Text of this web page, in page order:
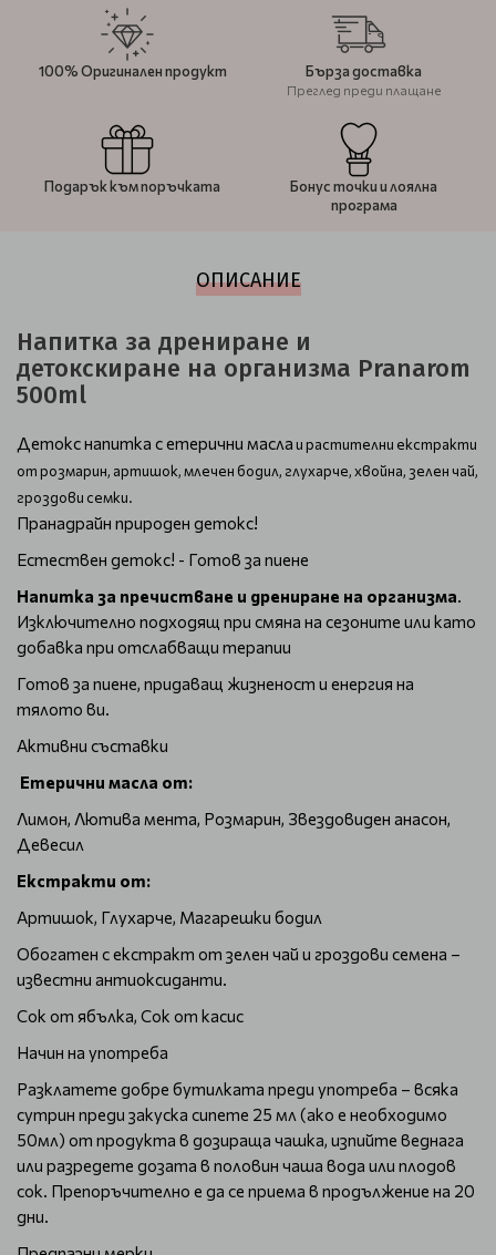
100% Оригинален продукт Бърза доставка
Преглед преди плащане
Подарък към поръчката
Бонус точки и лоялна
програма
ОПИСАНИЕ
Напитка за дрениране и
детокскиране на организма Pranarom
500ml
Детокс напитка с етерични маслаи растителни екстракти
от розмарин, артишок, млечен бодил, глухарче, хвойна, зелен чай,
гроздови семки.
Пранадрайн природен детокс!
Естествен детокс! - Готов за пиене
Напитка за пречистване и дрениране на организма.
Изключително подходящ при смяна на сезоните или като
добавка при отслабващи терапии
Готов за пиене, придаващ жизненост и енергия на
тялото ви.
Активни съставки
Етерични масла от:
Лимон, Лютива мента, Розмарин, Звездовиден анасон,
Девесил
Екстракти от:
Артишок, Глухарче, Магарешки бодил
Обогатен с екстракт от зелен чай и гроздови семена –
известни антиоксиданти.
Сок от ябълка, Сок от касис
Начин на употреба
Разклатете добре бутилката преди употреба – всяка
сутрин преди закуска сипете 25 мл (ако е необходимо
50мл) от продукта в дозираща чашка, изпийте веднага
или разредете дозата в половин чаша вода или плодов
сок. Препоръчително е да се приема в продължение на 20
дни.